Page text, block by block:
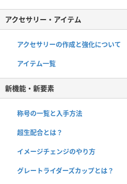
アクセサリー・アイテム
アクセサリーの作成と強化について
アイテム一覧
新機能・新要素
称号の一覧と入手方法
超生配合とは？
イメージチェンジのやり方
グレートライダーズカップとは？